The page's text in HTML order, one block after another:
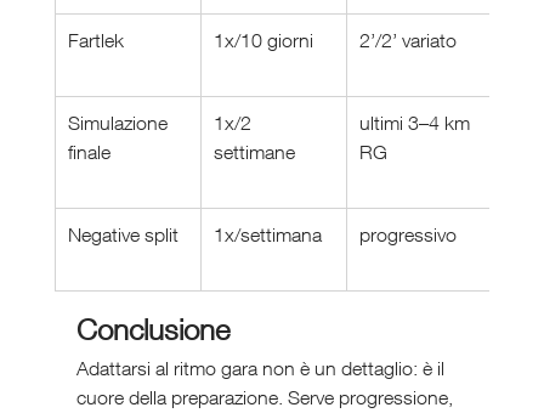
Fartlek 1x/10 giorni 2’/2’ variato
Simulazione
finale
1x/2
settimane
ultimi 3–4 km
RG
Negative split 1x/settimana progressivo
Conclusione
Adattarsi al ritmo gara non è un dettaglio: è il
cuore della preparazione. Serve progressione,